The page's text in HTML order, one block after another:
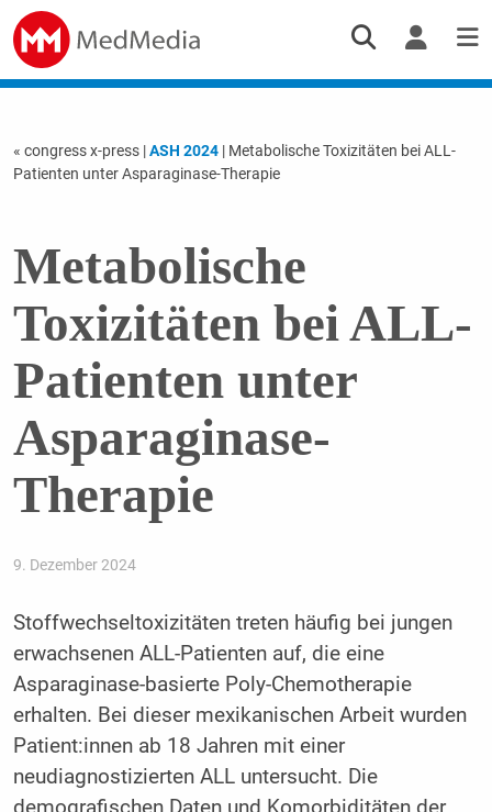
« congress x-press |ASH 2024| Metabolische Toxizitäten bei ALL-
Patienten unter Asparaginase-Therapie
Metabolische
Toxizitäten bei ALL-
Patienten unter
Asparaginase-
Therapie
9. Dezember 2024
Stoffwechseltoxizitäten treten häufig bei jungen
erwachsenen ALL-Patienten auf, die eine
Asparaginase-basierte Poly-Chemotherapie
erhalten. Bei dieser mexikanischen Arbeit wurden
Patient:innen ab 18 Jahren mit einer
neudiagnostizierten ALL untersucht. Die